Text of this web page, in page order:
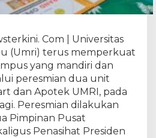
Com | Universitas
(Umri) terus memperkuat
yang mandiri dan
peresmian dua unit
dan Apotek UMRI, pada
Peresmian dilakukan
Pimpinan Pusat
Penasihat Presiden